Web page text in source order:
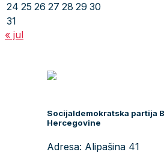
24 25 26 27 28 29 30
31
« jul
Socijaldemokratska partija
Hercegovine
Adresa: Alipašina 41